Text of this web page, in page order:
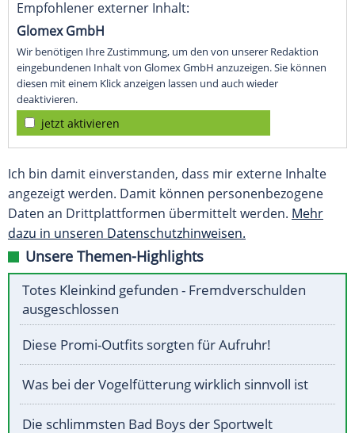
Empfohlener externer Inhalt:
Glomex GmbH
Wir benötigen Ihre Zustimmung, um den von unserer Redaktion
eingebundenen Inhalt von Glomex GmbH anzuzeigen. Sie können
diesen mit einem Klick anzeigen lassen und auch wieder
deaktivieren.
jetzt aktivieren
Ich bin damit einverstanden, dass mir externe Inhalte
angezeigt werden. Damit können personenbezogene
Daten an Drittplattformen übermittelt werden. Mehr
dazu in unseren Datenschutzhinweisen.
Unsere Themen-Highlights
Totes Kleinkind gefunden - Fremdverschulden
ausgeschlossen
Diese Promi-Outfits sorgten für Aufruhr!
Was bei der Vogelfütterung wirklich sinnvoll ist
Die schlimmsten Bad Boys der Sportwelt